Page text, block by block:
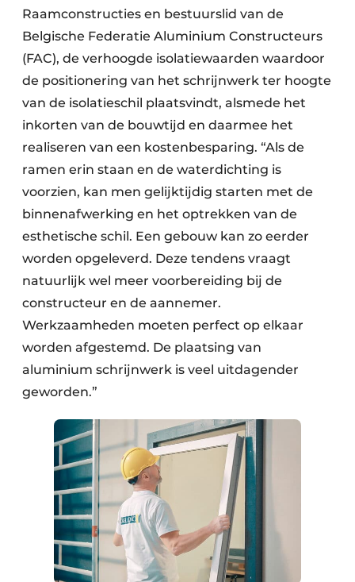
Raamconstructies en bestuurslid van de
Belgische Federatie Aluminium Constructeurs
(FAC), de verhoogde isolatiewaarden waardoor
de positionering van het schrijnwerk ter hoogte
van de isolatieschil plaatsvindt, alsmede het
inkorten van de bouwtijd en daarmee het
realiseren van een kostenbesparing. “Als de
ramen erin staan en de waterdichting is
voorzien, kan men gelijktijdig starten met de
binnenafwerking en het optrekken van de
esthetische schil. Een gebouw kan zo eerder
worden opgeleverd. Deze tendens vraagt
natuurlijk wel meer voorbereiding bij de
constructeur en de aannemer.
Werkzaamheden moeten perfect op elkaar
worden afgestemd. De plaatsing van
aluminium schrijnwerk is veel uitdagender
geworden.”